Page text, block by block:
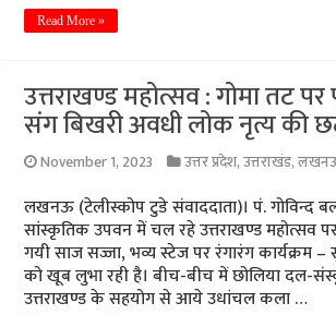
Read More »
उत्तराखण्ड महोत्सव : गोमा तट
संग बिखरी अवधी लोक नृत्य की
November 1, 2023 उत्तर प्रदेश,उत्तराखंड,
लखनऊ (टेलीस्कोप टुडे संवाददाता)। पं. गोविन्द
सांस्कृतिक उपवन में चल रहे उत्तराखण्ड महोत्सव
गयी साज सज्जा, भव्य स्टेज पर रंगारंग कार्यक्रम –
को खूब लुभा रही है। बीच-बीच में छोलिया दल-
उत्तराखण्ड के सहयोग से आये उधांचल कला …